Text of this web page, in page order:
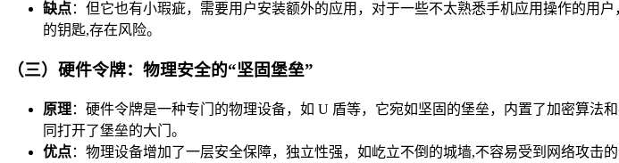
缺点：但它也有小瑕疵，需要用户安装额外的应用，对于一些不太熟悉手机应用操作的用
的钥匙,存在风险。
（三）硬件令牌：物理安全的“坚固堡垒”
原理：硬件令牌是一种专门的物理设备，如 U 盾等，它宛如坚固的堡垒，内置了加密算法
同打开了堡垒的大门。
优点：物理设备增加了一层安全保障，独立性强，如屹立不倒的城墙,不容易受到网络攻击的